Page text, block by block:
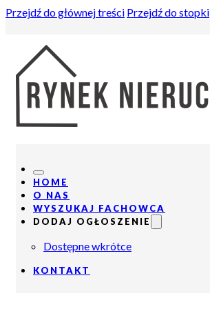
Przejdź do głównej treści Przejdź do stopki
HOME
O NAS
WYSZUKAJ FACHOWCA
DODAJ OGŁOSZENIE
Dostępne wkrótce
KONTAKT